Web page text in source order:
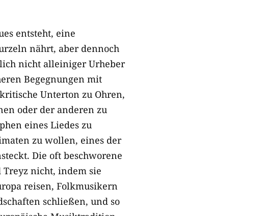
entsteht, eine
nährt, aber dennoch
nicht alleiniger Urheber
Begegnungen mit
Unterton zu Ohren,
oder der anderen zu
eines Liedes zu
zu wollen, eines der
Die oft beschworene
nicht, indem sie
reisen, Folkmusikern
schließen, und so